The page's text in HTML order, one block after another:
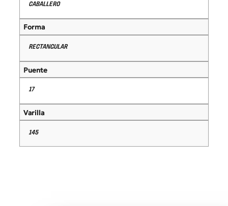
CABALLERO
Forma
RECTANGULAR
Puente
17
Varilla
145